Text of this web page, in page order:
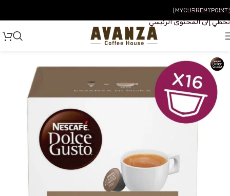
تخطي إلى التنقل
تخطي إلى المحتوى الرئيسي
[MYCURRENTPOINT]